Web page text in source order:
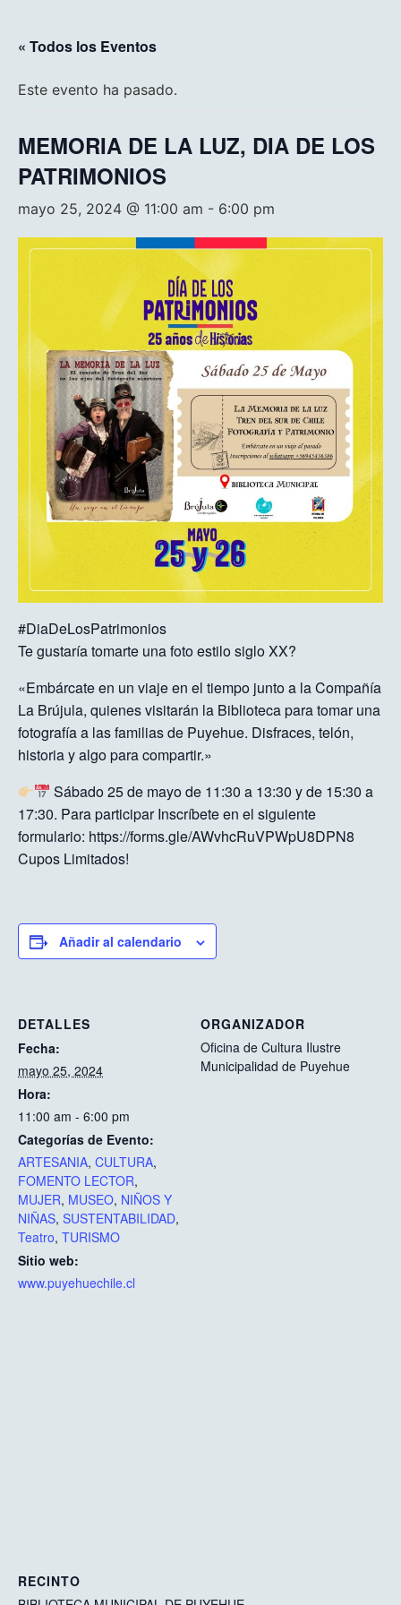
« Todos los Eventos
Este evento ha pasado.
MEMORIA DE LA LUZ, DIA DE LOS
PATRIMONIOS
mayo 25, 2024 @ 11:00 am - 6:00 pm
#DiaDeLosPatrimonios
Te gustaría tomarte una foto estilo siglo XX?
«Embárcate en un viaje en el tiempo junto a la Compañía
La Brújula, quienes visitarán la Biblioteca para tomar una
fotografía a las familias de Puyehue. Disfraces, telón,
historia y algo para compartir.»
Sábado 25 de mayo de 11:30 a 13:30 y de 15:30 a
17:30. Para participar Inscríbete en el siguiente
formulario: https://forms.gle/AWvhcRuVPWpU8DPN8
Cupos Limitados!
Añadir al calendario
DETALLES
Fecha:
mayo 25, 2024
Hora:
11:00 am - 6:00 pm
Categorías de Evento:
ARTESANIA, CULTURA,
FOMENTO LECTOR,
MUJER, MUSEO, NIÑOS Y
NIÑAS, SUSTENTABILIDAD,
Teatro, TURISMO
Sitio web:
www.puyehuechile.cl
ORGANIZADOR
Oficina de Cultura Ilustre
Municipalidad de Puyehue
RECINTO